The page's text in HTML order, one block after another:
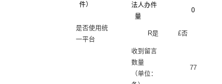
件）
法人办件
量
0
是否使用统
一平台
R是£否
收到留言
数量
（单位：
77